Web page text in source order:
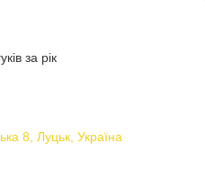
за рік
8, Луцьк, Україна